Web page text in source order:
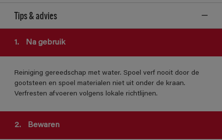
Tips & advies
1. Na gebruik
Reiniging gereedschap met water. Spoel verf nooit door de
gootsteen en spoel materialen niet uit onder de kraan.
Verfresten afvoeren volgens lokale richtlijnen.
2. Bewaren